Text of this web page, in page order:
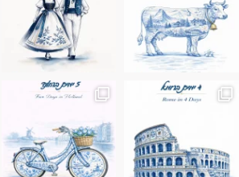
Instagram post
Instagram post 17994326828955248